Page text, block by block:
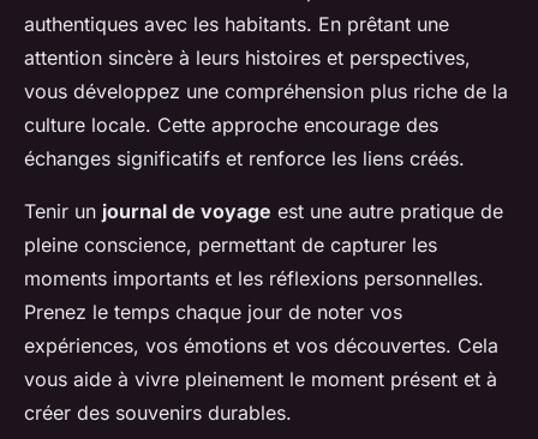
authentiques avec les habitants. En prêtant une
attention sincère à leurs histoires et perspectives,
vous développez une compréhension plus riche de la
culture locale. Cette approche encourage des
échanges significatifs et renforce les liens créés.
Tenir un journal de voyage est une autre pratique de
pleine conscience, permettant de capturer les
moments importants et les réflexions personnelles.
Prenez le temps chaque jour de noter vos
expériences, vos émotions et vos découvertes. Cela
vous aide à vivre pleinement le moment présent et à
créer des souvenirs durables.